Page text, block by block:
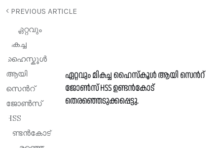
PREVIOUS ARTICLE
ഏറ്റവും മികച്ച ഹൈസ്കൂൾ ആയി സെൻറ്
ജോൺസ് HSS ഉണ്ടൻകോട്
തെരഞ്ഞെടുക്കപ്പെട്ടു.